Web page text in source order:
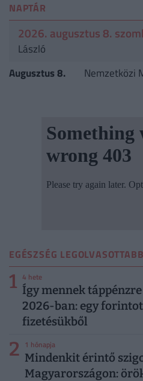
NAPTÁR
2026. augusztus 8.
László
Augusztus 8. Nemzetközi
EGÉSZSÉG LEGOLVASOTTABB
1 4 hete
Így mennek
2026-ban: egy
fizetésükből
2 1 hónapja
Mindenkit érintő
Magyarországon: